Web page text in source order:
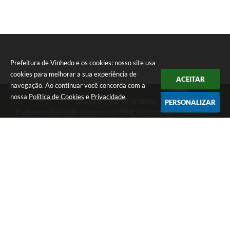
Prefeitura de Vinhedo e os cookies: nosso site usa
cookies para melhorar a sua experiência de
navegação. Ao continuar você concorda com a
nossa Política de Cookies e Privacidade.
ACEITAR
PERSONALIZAR
Telefone: (19) 3826-7800
Endereço: Rua João Corazzari, nº 394, Centro | CEP: 13280-091